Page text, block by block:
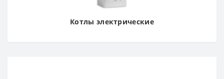
Котлы электрические